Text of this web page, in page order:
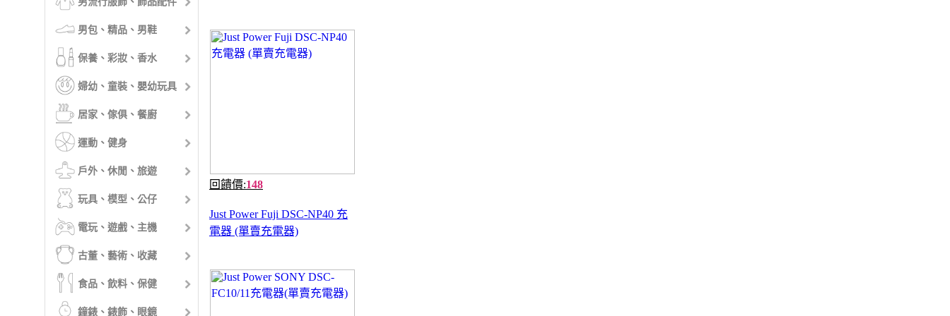
男包、精品、男鞋
保養、彩妝、香水
婦幼、童裝、嬰幼玩具
居家、傢俱、餐廚
運動、健身
戶外、休閒、旅遊
玩具、模型、公仔
電玩、遊戲、主機
古董、藝術、收藏
食品、飲料、保健
鐘錶、錶飾、眼鏡
回饋價:148
Just Power Fuji DSC-NP40 充
電器 (單賣充電器)